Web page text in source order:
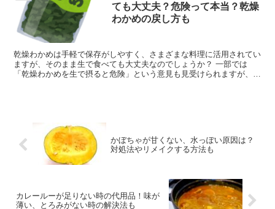
ても大丈夫？危険って本当？乾燥
わかめの戻し方も
乾燥わかめは手軽で保存がしやすく、さまざまな料理に活用されてい
ますが、そのまま生で食べても大丈夫なのでしょうか？ 一部では
「乾燥わかめを生で摂ると危険」という意見も見受けられますが、果
かぼちゃが甘くない、水っぽい原因は？
対処法やリメイクする方法も
カレールーが足りない時の代用品！味が
薄い、とろみがない時の解決法も